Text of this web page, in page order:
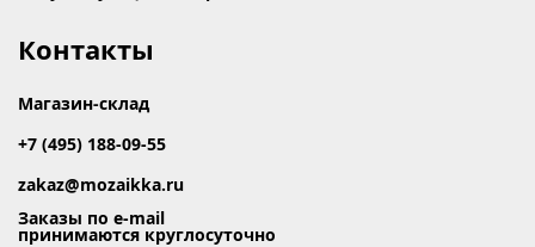
Контакты
Магазин-склад
+7 (495) 188-09-55
zakaz@mozaikka.ru
Заказы по e-mail
принимаются круглосуточно